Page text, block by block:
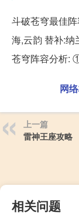
斗破苍穹最佳
海,云韵 替补:纳
苍穹阵容分析:
网
上一篇
雷神王座攻略
相关问题